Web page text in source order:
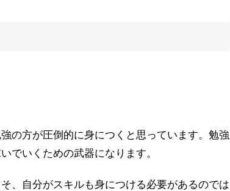
の方が圧倒的に身につくと思っています。勉強
でいくための武器になります。
、自分がスキルも身につける必要があるのでは